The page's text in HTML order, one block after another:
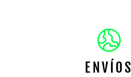
ENVÍOS